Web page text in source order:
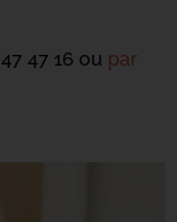
47 16 ou par